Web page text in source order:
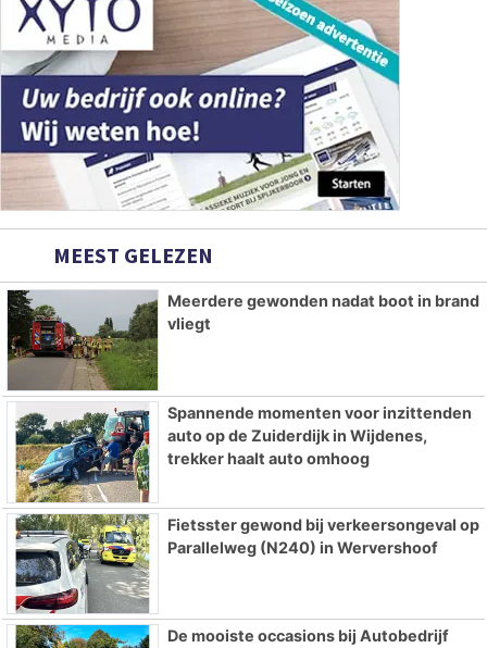
MEEST GELEZEN
Meerdere gewonden nadat boot in brand
vliegt
Spannende momenten voor inzittenden
auto op de Zuiderdijk in Wijdenes,
trekker haalt auto omhoog
Fietsster gewond bij verkeersongeval op
Parallelweg (N240) in Wervershoof
De mooiste occasions bij Autobedrijf